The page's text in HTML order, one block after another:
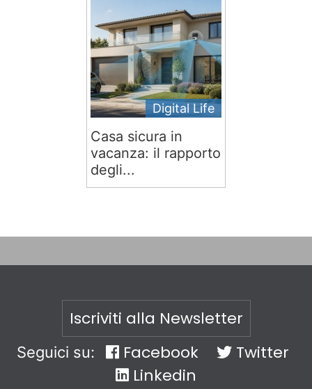
Digital Life
Casa sicura in
vacanza: il rapporto
degli...
Iscriviti alla Newsletter
Seguici su: Facebook
Twitter
Linkedin